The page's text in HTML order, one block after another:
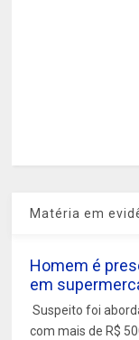
Matéria em
Homem é
em
Suspeito foi
com mais de R$